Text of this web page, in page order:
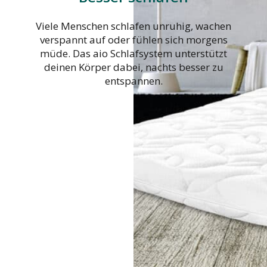
Viele Menschen schlafen unruhig, wachen
verspannt auf oder fühlen sich morgens
müde. Das aio Schlafsystem unterstützt
deinen Körper dabei, nachts besser zu
entspannen.